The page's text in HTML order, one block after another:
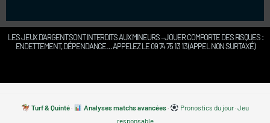
LES JEUX D’ARGENT SONT INTERDITS AUX MINEURS – JOUER COMPORTE DES RISQUES :
ENDETTEMENT, DÉPENDANCE… APPELEZ LE 09 74 75 13 13 (APPEL NON SURTAXÉ)
Turf & Quinté· Analyses matchs avancées· Pronostics du jour·Jeu
responsable